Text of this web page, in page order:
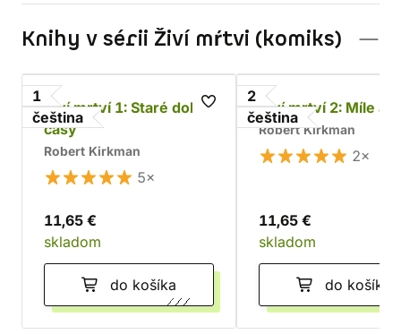
Knihy v sérii Živí mŕtvi (komiks)
1
čeština
Živí mrtví 1: Staré dobré
časy
Robert Kirkman
5×
11,65 €
skladom
do košíka
2
čeština
Živí mrtví 2: Míle a
Robert Kirkman
2×
11,65 €
skladom
do košíka